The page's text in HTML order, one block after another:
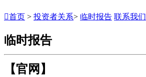
首页 > 投资者关系> 临时报告 联系我们
临时报告
【官网】